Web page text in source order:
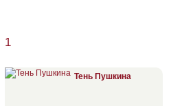
1
Тень Пушкина